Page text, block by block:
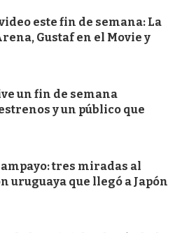
este fin de semana: La
Gustaf en el Movie y
un fin de semana
y un público que
tres miradas al
uruguaya que llegó a Japón